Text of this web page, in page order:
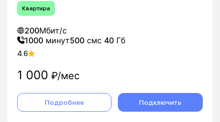
Квартира
200Мбит/с
1000 минут500 смс 40 Гб
4.6
1 000 ₽/мес
Подробнее Подключить